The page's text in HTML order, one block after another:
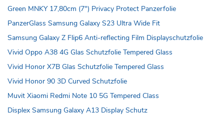
Green MNKY 17,80cm (7") Privacy Protect Panzerfolie
PanzerGlass Samsung Galaxy S23 Ultra Wide Fit
Samsung Galaxy Z Flip6 Anti-reflecting Film Displayschutzfolie
Vivid Oppo A38 4G Glas Schutzfolie Tempered Glass
Vivid Honor X7B Glas Schutzfolie Tempered Glass
Vivid Honor 90 3D Curved Schutzfolie
Muvit Xiaomi Redmi Note 10 5G Tempered Class
Displex Samsung Galaxy A13 Display Schutz